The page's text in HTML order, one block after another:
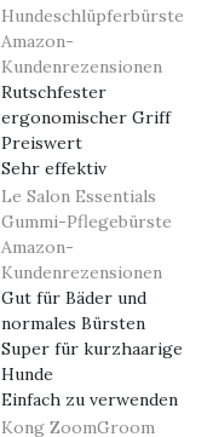
Hundeschlüpferbürste
Amazon-
Kundenrezensionen
Rutschfester
ergonomischer Griff
Preiswert
Sehr effektiv
Le Salon Essentials
Gummi-Pflegebürste
Amazon-
Kundenrezensionen
Gut für Bäder und
normales Bürsten
Super für kurzhaarige
Hunde
Einfach zu verwenden
Kong ZoomGroom